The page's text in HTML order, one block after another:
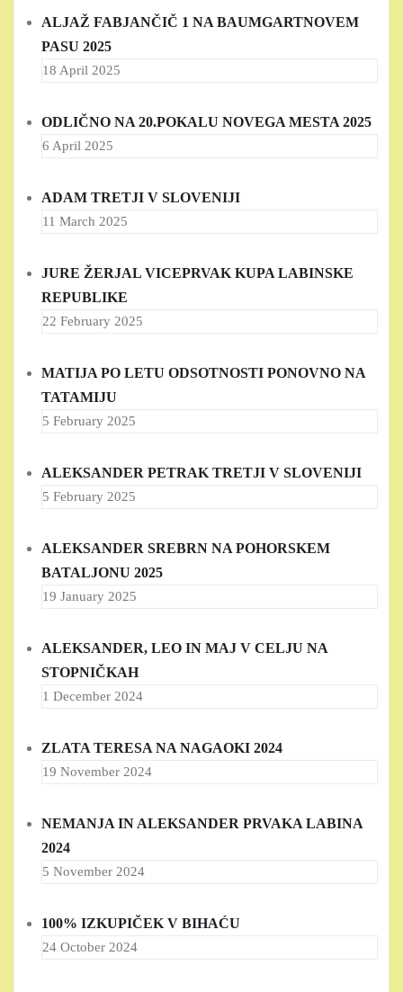
ALJAŽ FABJANČIČ 1 NA BAUMGARTNOVEM
PASU 2025
18 April 2025
ODLIČNO NA 20.POKALU NOVEGA MESTA 2025
6 April 2025
ADAM TRETJI V SLOVENIJI
11 March 2025
JURE ŽERJAL VICEPRVAK KUPA LABINSKE
REPUBLIKE
22 February 2025
MATIJA PO LETU ODSOTNOSTI PONOVNO NA
TATAMIJU
5 February 2025
ALEKSANDER PETRAK TRETJI V SLOVENIJI
5 February 2025
ALEKSANDER SREBRN NA POHORSKEM
BATALJONU 2025
19 January 2025
ALEKSANDER, LEO IN MAJ V CELJU NA
STOPNIČKAH
1 December 2024
ZLATA TERESA NA NAGAOKI 2024
19 November 2024
NEMANJA IN ALEKSANDER PRVAKA LABINA
2024
5 November 2024
100% IZKUPIČEK V BIHAĆU
24 October 2024